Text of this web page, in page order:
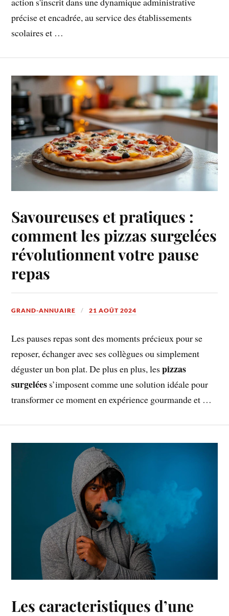
précise et encadrée, au service des établissements
scolaires et …
Savoureuses et pratiques :
comment les pizzas surgelées
révolutionnent votre pause
repas
GRAND-ANNUAIRE 21 AOÛT 2024
Les pauses repas sont des moments précieux pour se
reposer, échanger avec ses collègues ou simplement
déguster un bon plat. De plus en plus, lespizzas
surgelées s’imposent comme une solution idéale pour
transformer ce moment en expérience gourmande et …
Les caracteristiques d’une